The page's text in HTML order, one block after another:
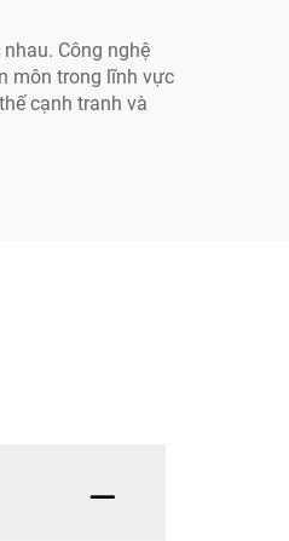
Công nghệ
môn trong lĩnh vực
cạnh tranh và